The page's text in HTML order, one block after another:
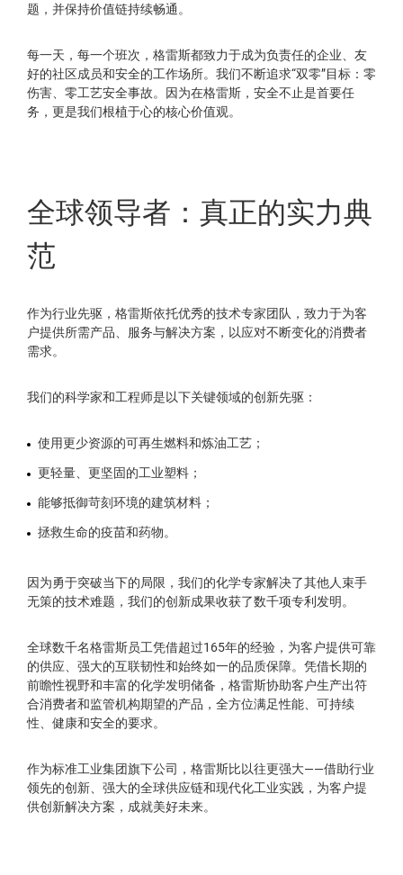
题，并保持价值链持续畅通。
每一天，每一个班次，格雷斯都致力于成为负责任的企业、友
好的社区成员和安全的工作场所。我们不断追求“双零”目标：零
伤害、零工艺安全事故。因为在格雷斯，安全不止是首要任
务，更是我们根植于心的核心价值观。
全球领导者：真正的实力典
范
作为行业先驱，格雷斯依托优秀的技术专家团队，致力于为客
户提供所需产品、服务与解决方案，以应对不断变化的消费者
需求。
我们的科学家和工程师是以下关键领域的创新先驱：
使用更少资源的可再生燃料和炼油工艺；
更轻量、更坚固的工业塑料；
能够抵御苛刻环境的建筑材料；
拯救生命的疫苗和药物。
因为勇于突破当下的局限，我们的化学专家解决了其他人束手
无策的技术难题，我们的创新成果收获了数千项专利发明。
全球数千名格雷斯员工凭借超过165年的经验，为客户提供可靠
的供应、强大的互联韧性和始终如一的品质保障。凭借长期的
前瞻性视野和丰富的化学发明储备，格雷斯协助客户生产出符
合消费者和监管机构期望的产品，全方位满足性能、可持续
性、健康和安全的要求。
作为标准工业集团旗下公司，格雷斯比以往更强大——借助行业
领先的创新、强大的全球供应链和现代化工业实践，为客户提
供创新解决方案，成就美好未来。